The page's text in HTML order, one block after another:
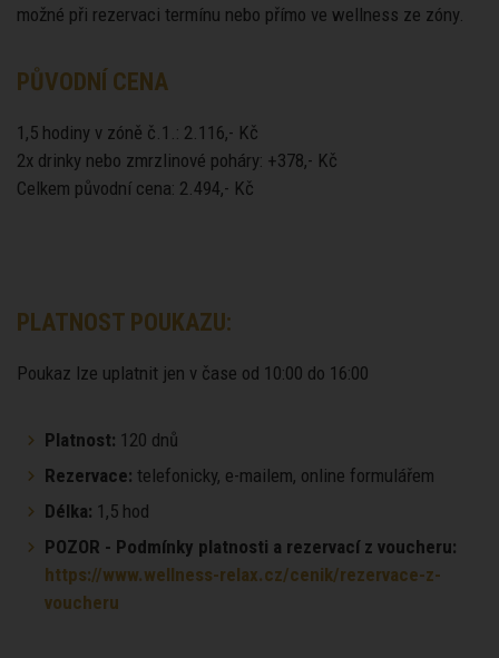
možné při rezervaci termínu nebo přímo ve wellness ze zóny.
PŮVODNÍ CENA
1,5 hodiny v zóně č.1.: 2.116,- Kč
2x drinky nebo zmrzlinové poháry: +378,- Kč
Celkem původní cena: 2.494,- Kč
PLATNOST POUKAZU:
Poukaz lze uplatnit jen v čase od 10:00 do 16:00
Platnost: 120 dnů
Rezervace: telefonicky, e-mailem, online formulářem
Délka: 1,5 hod
POZOR - Podmínky platnosti a rezervací z voucheru:
https://www.wellness-relax.cz/cenik/rezervace-z-
voucheru